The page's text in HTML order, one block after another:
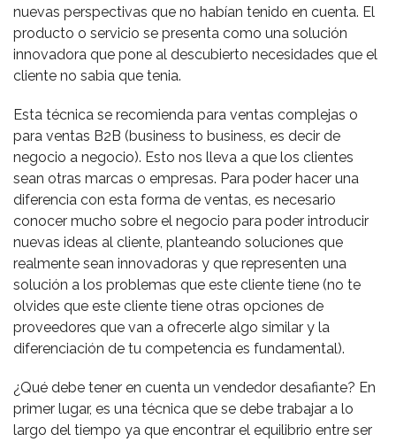
nuevas perspectivas que no habían tenido en cuenta. El
producto o servicio se presenta como una solución
innovadora que pone al descubierto necesidades que el
cliente no sabia que tenia.
Esta técnica se recomienda para ventas complejas o
para ventas B2B (business to business, es decir de
negocio a negocio). Esto nos lleva a que los clientes
sean otras marcas o empresas. Para poder hacer una
diferencia con esta forma de ventas, es necesario
conocer mucho sobre el negocio para poder introducir
nuevas ideas al cliente, planteando soluciones que
realmente sean innovadoras y que representen una
solución a los problemas que este cliente tiene (no te
olvides que este cliente tiene otras opciones de
proveedores que van a ofrecerle algo similar y la
diferenciación de tu competencia es fundamental).
¿Qué debe tener en cuenta un vendedor desafiante? En
primer lugar, es una técnica que se debe trabajar a lo
largo del tiempo ya que encontrar el equilibrio entre ser